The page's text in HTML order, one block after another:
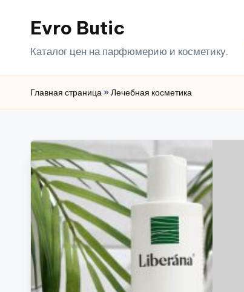
ПерейтиEvro Butic
Каталог цен на парфюмерию и косметику.
Главная страница»Лечебная косметика